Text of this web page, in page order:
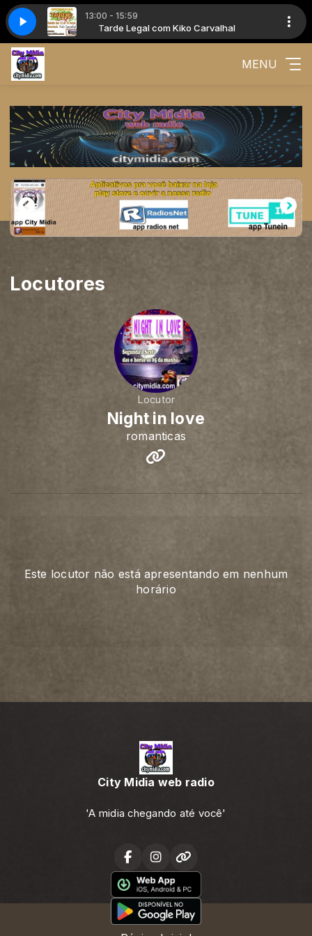
13:00 - 15:59
Tarde Legal com Kiko Carvalhal
MENU
Locutores
Locutor
Night in love
romanticas
Este locutor não está apresentando em nenhum
horário
City Midia web radio
'A midia chegando até você'